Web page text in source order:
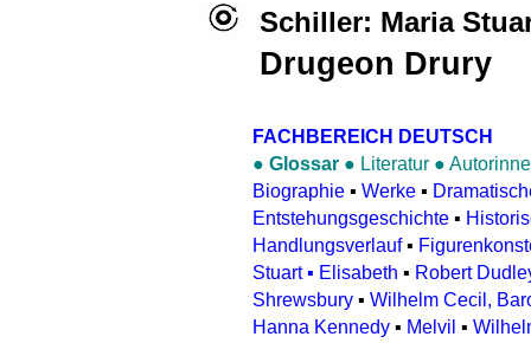
Schiller: Maria
Drugeon Drury
FACHBEREICH DEUTSCH
● Glossar ● Literatur ●
Biographie ▪ Werke ▪
Entstehungsgeschichte ▪
Handlungsverlauf ▪
Stuart ▪ Elisabeth ▪ Robert
Shrewsbury ▪ Wilhelm Cecil,
Hanna Kennedy ▪ Melvil ▪